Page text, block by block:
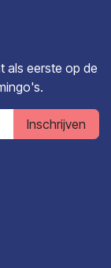
als eerste op de
Inschrijven